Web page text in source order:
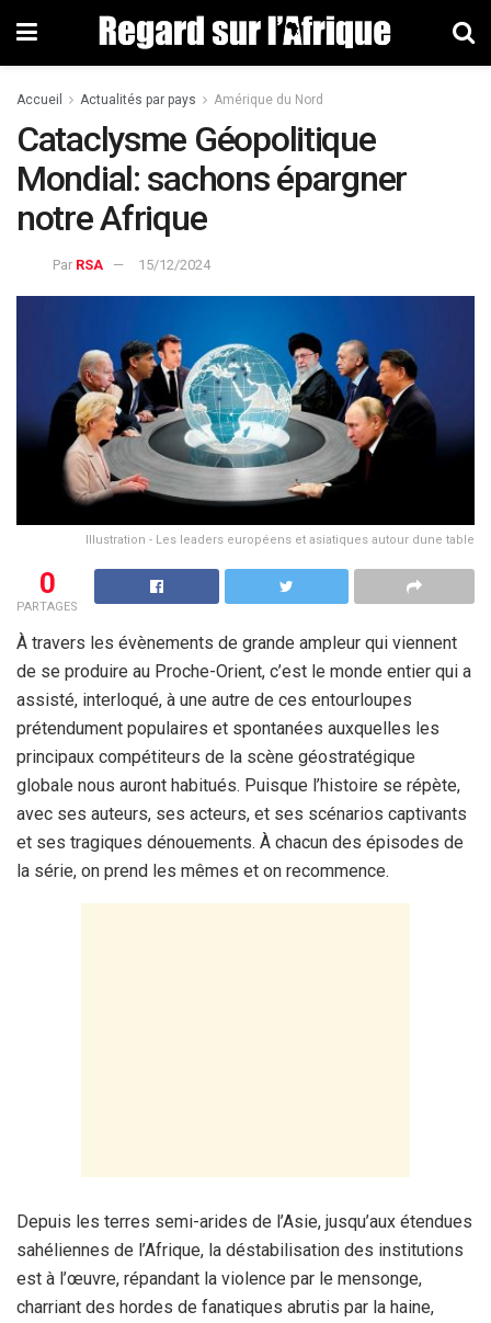
Accueil Actualités par pays Amérique du Nord
Cataclysme Géopolitique
Mondial: sachons épargner
notre Afrique
Par RSA 15/12/2024
Illustration - Les leaders européens et asiatiques autour dune table
0
PARTAGES
À travers les évènements de grande ampleur qui viennent
de se produire au Proche-Orient, c’est le monde entier qui a
assisté, interloqué, à une autre de ces entourloupes
prétendument populaires et spontanées auxquelles les
principaux compétiteurs de la scène géostratégique
globale nous auront habitués. Puisque l’histoire se répète,
avec ses auteurs, ses acteurs, et ses scénarios captivants
et ses tragiques dénouements. À chacun des épisodes de
la série, on prend les mêmes et on recommence.
Depuis les terres semi-arides de l’Asie, jusqu’aux étendues
sahéliennes de l’Afrique, la déstabilisation des institutions
est à l’œuvre, répandant la violence par le mensonge,
charriant des hordes de fanatiques abrutis par la haine,